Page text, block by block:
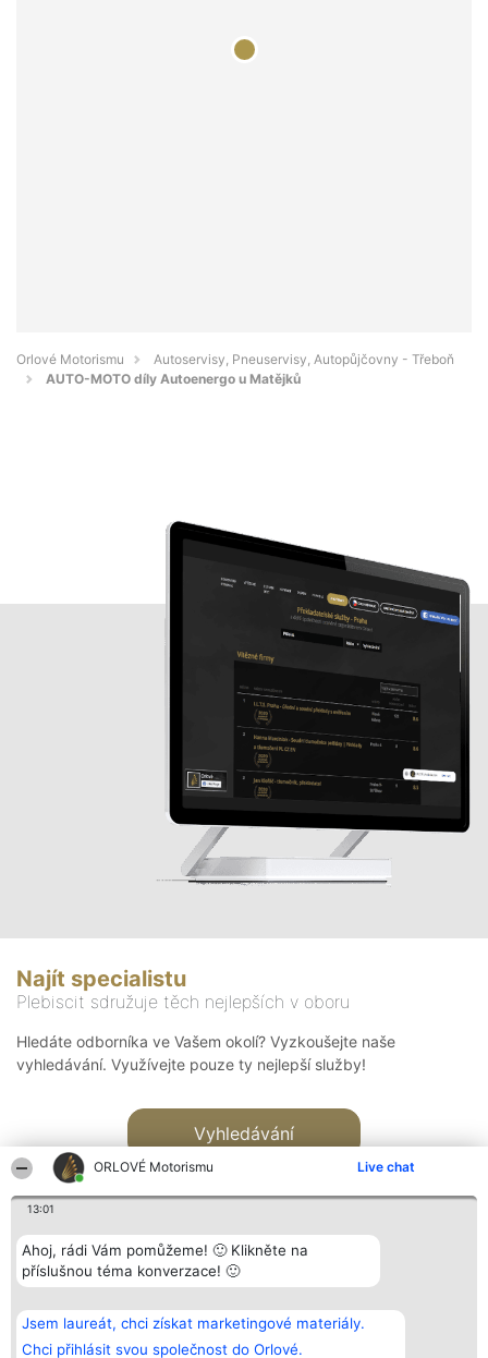
ORLOVÉ Motorismu Live chat
13:01
Ahoj, rádi Vám pomůžeme! 🙂 Klikněte na
příslušnou téma konverzace! 🙂
Jsem laureát, chci získat marketingové materiály.
Chci přihlásit svou společnost do Orlové.
Orlové Motorismu
Autoservisy, Pneuservisy, Autopůjčovny - Třeboň
AUTO-MOTO díly Autoenergo u Matějků
Najít specialistu
Plebiscit sdružuje těch nejlepších v oboru
Hledáte odborníka ve Vašem okolí? Vyzkoušejte naše
vyhledávání. Využívejte pouze ty nejlepší služby!
Vyhledávání
Bright Side Solutions sp. z o.
o. sp. k.
ul. Ruska 22
Vítězové
Seznam všech
laureátů
Kontakt